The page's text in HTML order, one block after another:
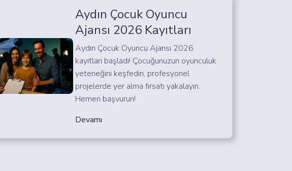
Aydın Çocuk Oyuncu
Ajansı 2026 Kayıtları
Aydın Çocuk Oyuncu Ajansı 2026
kayıtları başladı! Çocuğunuzun oyunculuk
yeteneğini keşfedin, profesyonel
projelerde yer alma fırsatı yakalayın.
Hemen başvurun!
Devamı